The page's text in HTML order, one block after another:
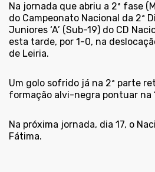
Na jornada que abriu a 2ª fase
do Campeonato Nacional da 2ª
Juniores ‘A’ (Sub-19) do CD
esta tarde, por 1-0, na
de Leiria.
Um golo sofrido já na 2ª parte
formação alvi-negra pontuar na
Na próxima jornada, dia 17, o
Fátima.